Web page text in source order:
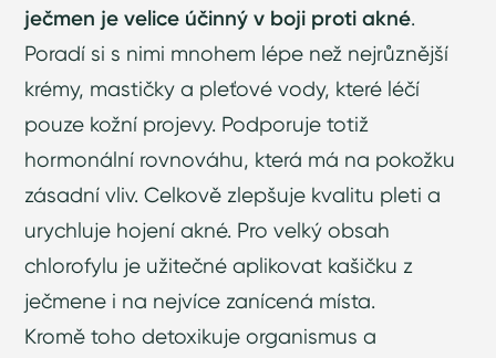
ječmen je velice účinný v boji proti akné.
Poradí si s nimi mnohem lépe než nejrůznější
krémy, mastičky a pleťové vody, které léčí
pouze kožní projevy. Podporuje totiž
hormonální rovnováhu, která má na pokožku
zásadní vliv. Celkově zlepšuje kvalitu pleti a
urychluje hojení akné. Pro velký obsah
chlorofylu je užitečné aplikovat kašičku z
ječmene i na nejvíce zanícená místa.
Kromě toho detoxikuje organismus a